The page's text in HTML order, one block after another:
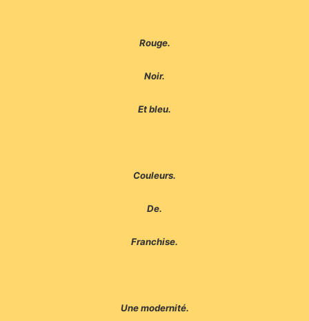
Rouge.
Noir.
Et bleu.
Couleurs.
De.
Franchise.
Une modernité.